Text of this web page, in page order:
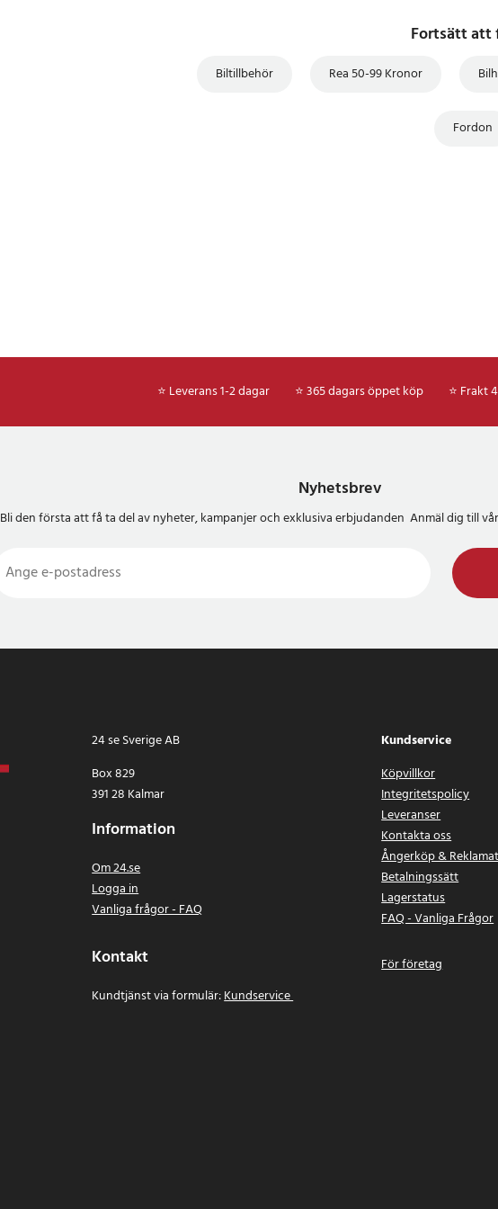
Fortsätt att
Biltillbehör Rea 50-99 Kronor
Fordon
⭐ Leverans 1-2 dagar ⭐ 365 dagars öppet köp ⭐ Frakt
Nyhetsbrev
Bli den första att få ta del av nyheter, kampanjer och exklusiva erbjudanden Anmäl dig till
24 se Sverige AB
Box 829
391 28 Kalmar
Information
Om 24.se
Logga in
Vanliga frågor - FAQ
Kontakt
Kundtjänst via formulär:Kundservice
Kundservice
Köpvillkor
Integritetspolicy
Leveranser
Kontakta oss
Ångerköp &
Betalningssätt
Lagerstatus
FAQ - Vanliga Frågor
För företag